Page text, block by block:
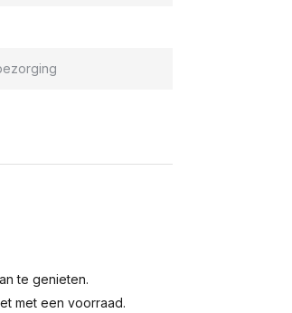
te genieten.
met een voorraad.